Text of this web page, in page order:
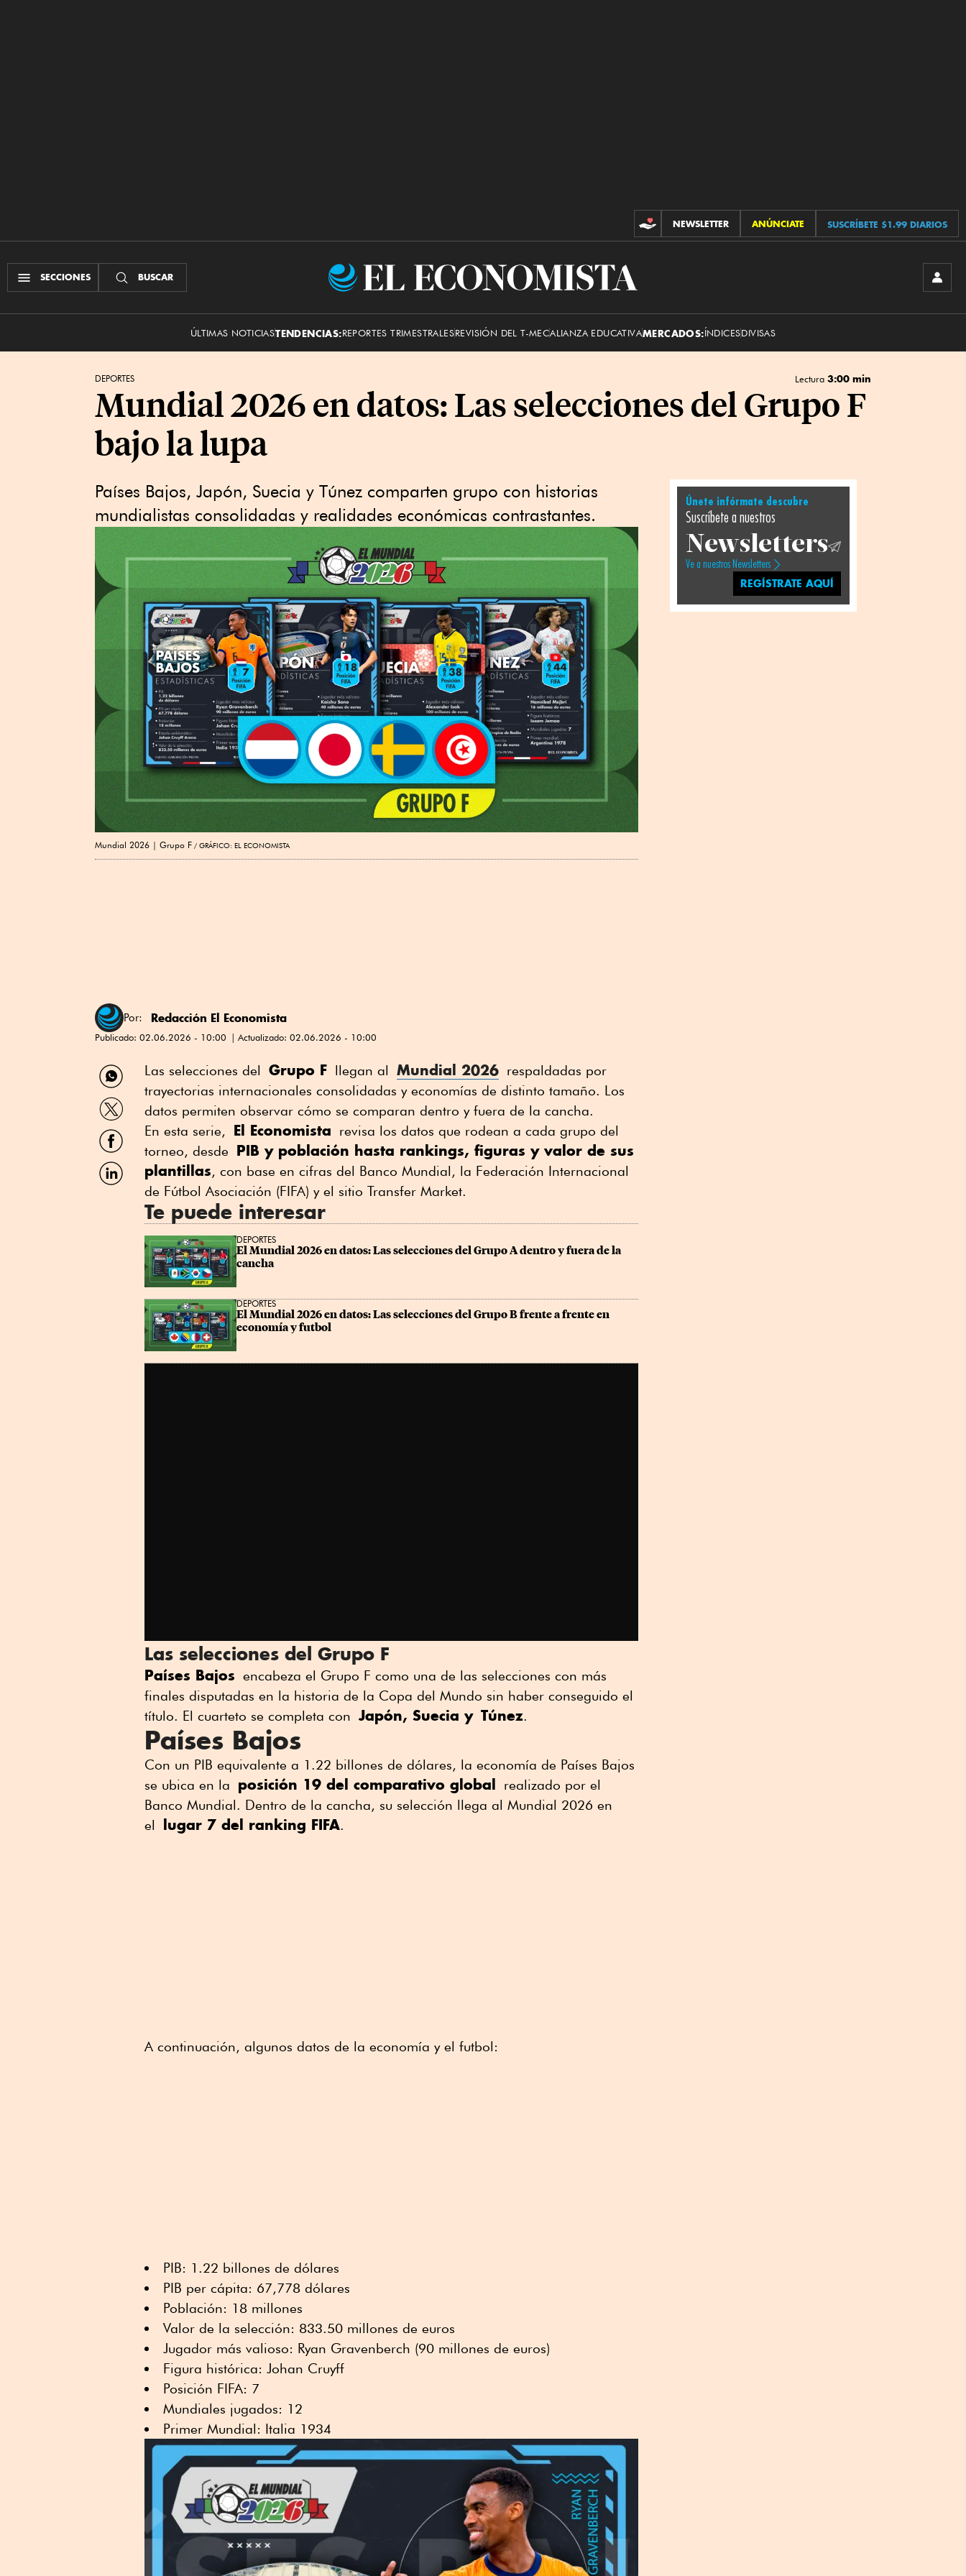
CONTRIBUCIONES
NEWSLETTER ANÚNCIATE SUSCRÍBETE $1.99 DIARIOS
SECCIONES BUSCAR
El
ÚLTIMAS NOTICIASTENDENCIAS:REPORTES TRIMESTRALESREVISIÓN DEL T-MECALIANZA EDUCATIVAMERCADOS:ÍNDICESDIVISAS
DEPORTES Lectura 3:00 min
Mundial 2026 en datos: Las selecciones del Grupo F
bajo la lupa
Países Bajos, Japón, Suecia y Túnez comparten grupo con historias
mundialistas consolidadas y realidades económicas contrastantes.
Mundial 2026 | Grupo F GRÁFICO: EL ECONOMISTA
Por: Redacción El Economista
Publicado: 02.06.2026 - 10:00 Actualizado: 02.06.2026 - 10:00
Compartir
por
WhatsApp
Compartir
por
Twitter
Compartir
por
Facebook
Compartir
por
Las selecciones del Grupo F llegan al Mundial 2026 respaldadas por
trayectorias internacionales consolidadas y economías de distinto tamaño. Los
datos permiten observar cómo se comparan dentro y fuera de la cancha.
En esta serie, El Economista revisa los datos que rodean a cada grupo del
torneo, desde PIB y población hasta rankings, figuras y valor de sus
plantillas, con base en cifras del Banco Mundial, la Federación Internacional
de Fútbol Asociación (FIFA) y el sitio Transfer Market.
Te puede interesar
DEPORTES
El Mundial 2026 en datos: Las selecciones del Grupo A dentro y fuera de la
cancha
DEPORTES
El Mundial 2026 en datos: Las selecciones del Grupo B frente a frente en
economía y futbol
Las selecciones del Grupo F
Países Bajos encabeza el Grupo F como una de las selecciones con más
finales disputadas en la historia de la Copa del Mundo sin haber conseguido el
título. El cuarteto se completa con Japón, Suecia y Túnez.
Países Bajos
Con un PIB equivalente a 1.22 billones de dólares, la economía de Países Bajos
se ubica en la posición 19 del comparativo global realizado por el
Banco Mundial. Dentro de la cancha, su selección llega al Mundial 2026 en
el
lugar 7 del ranking FIFA.
A continuación, algunos datos de la economía y el futbol:
PIB: 1.22 billones de dólares
PIB per cápita: 67,778 dólares
Población: 18 millones
Valor de la selección: 833.50 millones de euros
Jugador más valioso: Ryan Gravenberch (90 millones de euros)
Figura histórica: Johan Cruyff
Posición FIFA: 7
Mundiales jugados: 12
Primer Mundial: Italia 1934
Únete infórmate descubre
Suscríbete a nuestros
Newsletters
Ve a nuestros Newsletters
REGÍSTRATE AQUÍ